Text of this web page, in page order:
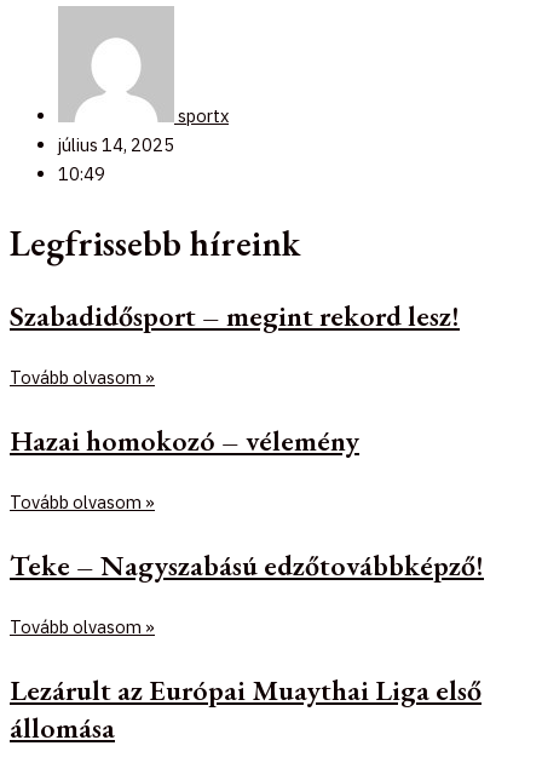
sportx
július 14, 2025
10:49
Legfrissebb híreink
Szabadidősport – megint rekord lesz!
Tovább olvasom »
Hazai homokozó – vélemény
Tovább olvasom »
Teke – Nagyszabású edzőtovábbképző!
Tovább olvasom »
Lezárult az Európai Muaythai Liga első
állomása